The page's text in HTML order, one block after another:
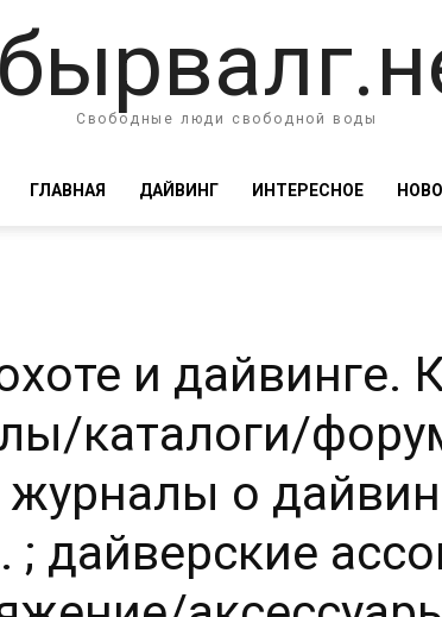
Свободные люди свободной воды
ГЛАВНАЯ ДАЙВИНГ ИНТЕРЕСНОЕ
и дайвинге.
каталоги/
журналы о
дайверские